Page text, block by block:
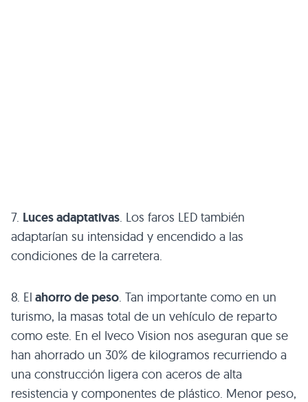
7. Luces adaptativas. Los faros LED también
adaptarían su intensidad y encendido a las
condiciones de la carretera.
8. El ahorro de peso. Tan importante como en un
turismo, la masas total de un vehículo de reparto
como este. En el Iveco Vision nos aseguran que se
han ahorrado un 30% de kilogramos recurriendo a
una construcción ligera con aceros de alta
resistencia y componentes de plástico. Menor peso,